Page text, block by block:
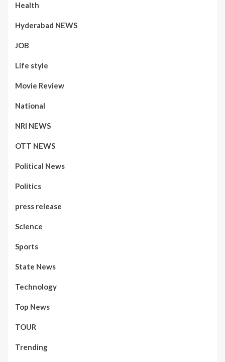
Health
Hyderabad NEWS
JOB
Life style
Movie Review
National
NRI NEWS
OTT NEWS
Political News
Politics
press release
Science
Sports
State News
Technology
Top News
TOUR
Trending